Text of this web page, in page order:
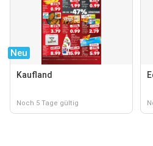
Neu
Kaufland
Noch 5 Tage gültig